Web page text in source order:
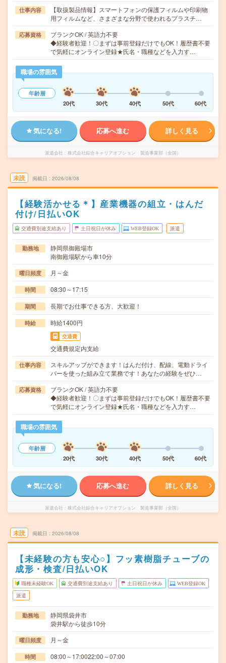
仕事内容
【取扱製品情報】スマートフォンの保護フィルムや印刷物
用フィルムなど、さまざまな分野で使われるプラスチ…
応募資格
ブランクOK / 英語力不要
◆経験者歓迎！〇まずは事前登録だけでもOK！履歴書不要
で気軽にオンライン登録★氏名・職種などを入力す…
職場の雰囲気
年齢層
20代
30代 40代 50代 60代
気になる! 応募へ進む 詳しく見る
派遣会社 株式会社綜合キャリアオプション 製造事業部（全国）
未読 掲載日 2026/08/08
【経験活かせる＊】産業機器の組立・はんだ
付け/日払いOK
交通費別途支給あり 土日祝日が休み WEB登録OK 派遣
勤務地
静岡県御殿場市
南御殿場駅から車10分
曜日頻度 月～金
時間 08:30～17:15
期間 長期でお仕事できる方、大歓迎！
時給 時給1400円
交通費
交通費規定内支給
仕事内容
スキルアップができます！はんだ付け、配線、電動ドライ
バーを使った組み立て業務です！あなたの経験をぜひ…
応募資格
ブランクOK / 英語力不要
◆経験者歓迎！〇まずは事前登録だけでもOK！履歴書不要
で気軽にオンライン登録★氏名・職種などを入力す…
職場の雰囲気
年齢層
20代
30代 40代 50代 60代
気になる! 応募へ進む 詳しく見る
派遣会社 株式会社綜合キャリアオプション 製造事業部（全国）
未読 掲載日 2026/08/08
【未経験の方も安心○】フッ素樹脂チューブの
成形・検査/日払いOK
職種未経験OK 交通費別途支給あり 土日祝日が休み WEB登録OK
派遣
勤務地
静岡県袋井市
袋井駅から徒歩10分
曜日頻度 月～金
時間 08:00～17:0022:00～07:00